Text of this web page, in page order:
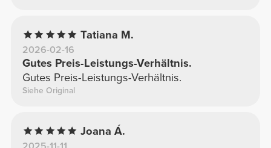
Tatiana M.
2026-02-16
Gutes Preis-Leistungs-Verhältnis.
Gutes Preis-Leistungs-Verhältnis.
Siehe Original
Joana Á.